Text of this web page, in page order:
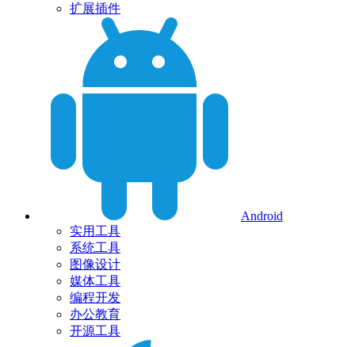
扩展插件
Android
实用工具
系统工具
图像设计
媒体工具
编程开发
办公教育
开源工具